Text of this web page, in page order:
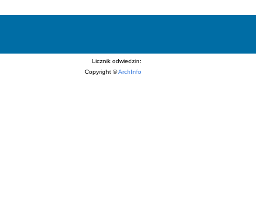
Licznik odwiedzin:
Copyright ©ArchInfo